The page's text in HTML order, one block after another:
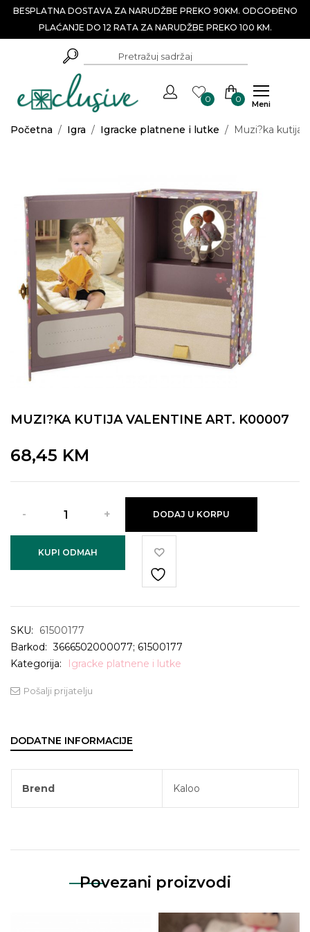
BESPLATNA DOSTAVA ZA NARUDŽBE PREKO 90KM. ODGOĐENO
PLAĆANJE DO 12 RATA ZA NARUDŽBE PREKO 100 KM.
0 0 Meni
Početna / Igra / Igracke platnene i lutke / Muzi?ka kutija
MUZI?KA KUTIJA VALENTINE ART. K00007
68,45 KM
DODAJ U KORPU
KUPI ODMAH
SKU:
61500177
Barkod: 3666502000077; 61500177
Kategorija:
Igracke platnene i lutke
Pošalji prijatelju
DODATNE INFORMACIJE
Brend Kaloo
Povezani proizvodi